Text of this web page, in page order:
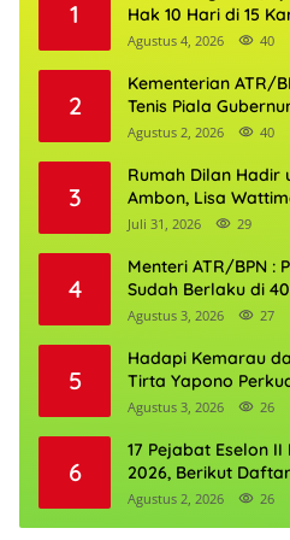
1
Hak 10 Hari di 15
Agustus 4, 2026 40
2
Kementerian ATR/
Tenis Piala
Agustus 2, 2026 40
3
Rumah Dilan Hadir
Ambon, Lisa
Boleh Kehilangan
Juli 31, 2026 29
4
Menteri ATR/BPN :
Sudah Berlaku di
Agustus 3, 2026 27
5
Hadapi Kemarau
Tirta Yapono
Agustus 3, 2026 26
6
17 Pejabat Eselon
2026, Berikut
Agustus 2, 2026 26